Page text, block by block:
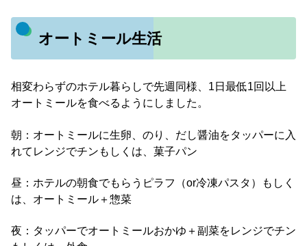
オートミール生活
相変わらずのホテル暮らしで先週同様、1日最低1回以上
オートミールを食べるようにしました。
朝：オートミールに生卵、のり、だし醤油をタッパーに入
れてレンジでチンもしくは、菓子パン
昼：ホテルの朝食でもらうピラフ（or冷凍パスタ）もしく
は、オートミール＋惣菜
夜：タッパーでオートミールおかゆ＋副菜をレンジでチン